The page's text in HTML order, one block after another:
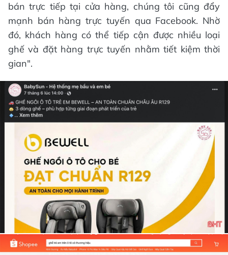
bán trực tiếp tại cửa hàng, chúng tôi cũng đẩy
mạnh bán hàng trực tuyến qua Facebook. Nhờ
đó, khách hàng có thể tiếp cận được nhiều loại
ghế và đặt hàng trực tuyến nhằm tiết kiệm thời
gian".